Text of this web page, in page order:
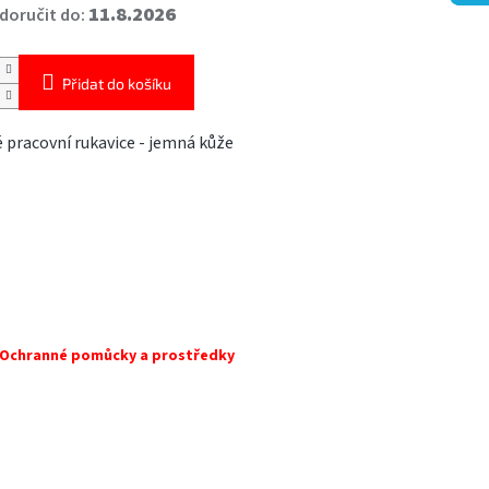
do: 11.8.2026
Přidat do košíku
pracovní rukavice - jemná kůže
Ochranné pomůcky a prostředky